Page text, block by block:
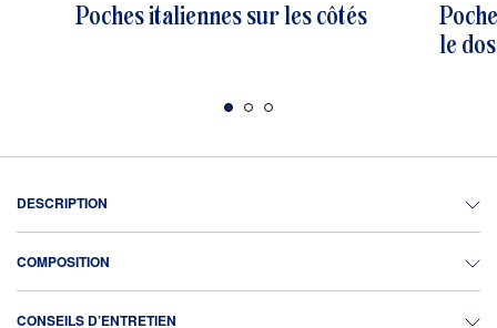
Poches italiennes sur les côtés
le dos
DESCRIPTION
COMPOSITION
CONSEILS D’ENTRETIEN